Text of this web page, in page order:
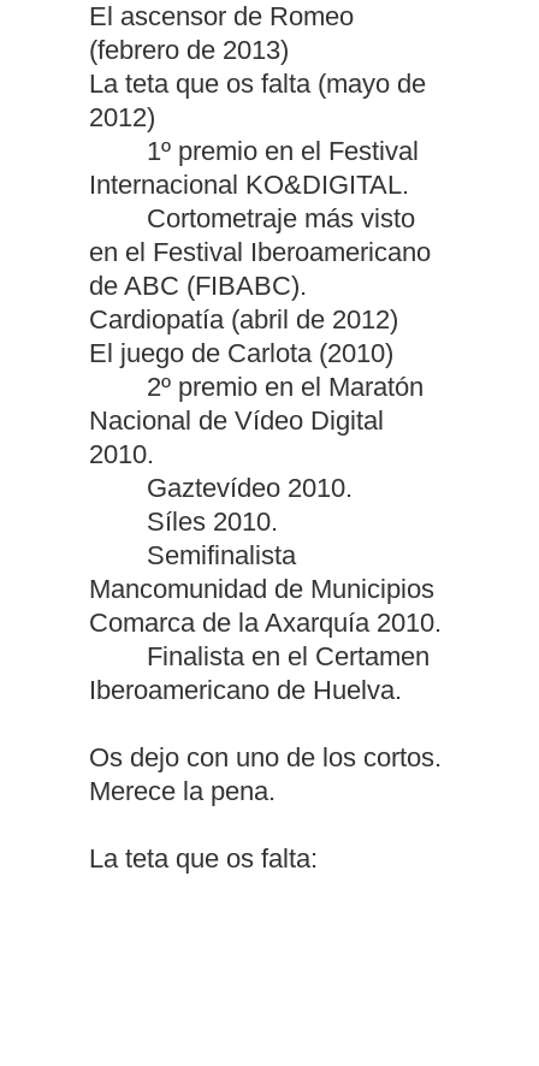
El ascensor de Romeo
(febrero de 2013)
La teta que os falta (mayo de
2012)
1º premio en el Festival
Internacional KO&DIGITAL.
Cortometraje más visto
en el Festival Iberoamericano
de ABC (FIBABC).
Cardiopatía (abril de 2012)
El juego de Carlota (2010)
2º premio en el Maratón
Nacional de Vídeo Digital
2010.
Gaztevídeo 2010.
Síles 2010.
Semifinalista
Mancomunidad de Municipios
Comarca de la Axarquía 2010.
Finalista en el Certamen
Iberoamericano de Huelva.
Os dejo con uno de los cortos.
Merece la pena.
La teta que os falta: